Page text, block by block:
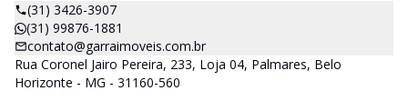
(31) 3426-3907
(31) 99876-1881
contato@garraimoveis.com.br
Rua Coronel Jairo Pereira, 233, Loja 04, Palmares, Belo
Horizonte - MG - 31160-560